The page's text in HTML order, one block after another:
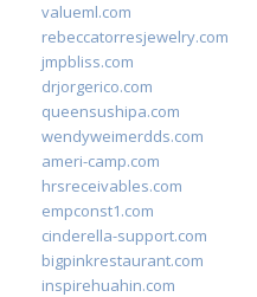
valueml.com
rebeccatorresjewelry.com
jmpbliss.com
drjorgerico.com
queensushipa.com
wendyweimerdds.com
ameri-camp.com
hrsreceivables.com
empconst1.com
cinderella-support.com
bigpinkrestaurant.com
inspirehuahin.com